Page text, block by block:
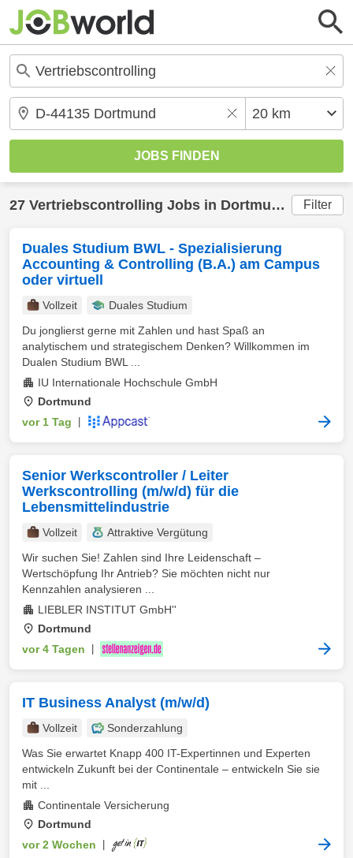
27 Vertriebscontrolling Jobs in Dortmund (20 km)
Filter
Duales Studium BWL - Spezialisierung
Accounting & Controlling (B.A.) am Campus
oder virtuell
Vollzeit
Duales Studium
Du jonglierst gerne mit Zahlen und hast Spaß an
analytischem und strategischem Denken? Willkommen im
Dualen Studium BWL ...
IU Internationale Hochschule GmbH
Dortmund
vor 1 Tag
Senior Werkscontroller / Leiter
Werkscontrolling (m/w/d) für die
Lebensmittelindustrie
Vollzeit
Attraktive Vergütung
Wir suchen Sie! Zahlen sind Ihre Leidenschaft –
Wertschöpfung Ihr Antrieb? Sie möchten nicht nur
Kennzahlen analysieren ...
LIEBLER INSTITUT GmbH''
Dortmund
vor 4 Tagen
IT Business Analyst (m/w/d)
Vollzeit
Sonderzahlung
Was Sie erwartet Knapp 400 IT-Expertinnen und Experten
entwickeln Zukunft bei der Continentale – entwickeln Sie sie
mit ...
Continentale Versicherung
Dortmund
vor 2 Wochen